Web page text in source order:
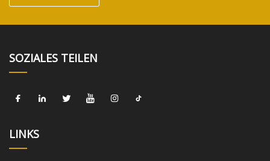
SOZIALES TEILEN
LINKS